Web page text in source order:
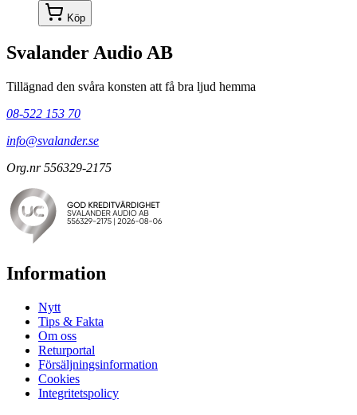
Köp
Svalander Audio AB
Tillägnad den svåra konsten att få bra ljud hemma
08-522 153 70
info@svalander.se
Org.nr 556329-2175
Information
Nytt
Tips & Fakta
Om oss
Returportal
Försäljningsinformation
Cookies
Integritetspolicy